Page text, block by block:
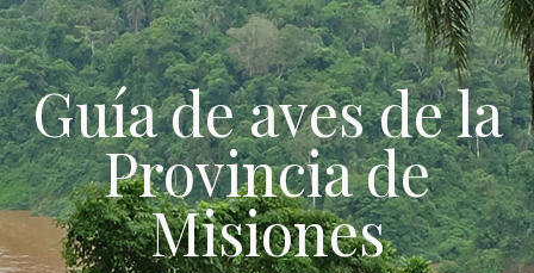
Skip to content
Guía de aves de la
Provincia de
Misiones